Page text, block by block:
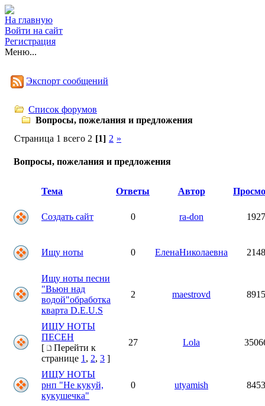
На главную
Войти на сайт
Регистрация
Меню...
Экспорт сообщений
Список форумов
Вопросы, пожелания и предложения
Страница 1 всего 2 [1] 2 »
Вопросы, пожелания и предложения
Тема Ответы Автор
Создать сайт 0 ra-don
Ищу ноты 0 ЕленаНиколаевна
Ищу ноты песни
"Вьюн над
водой"обработка
кварта D.E.U.S
2 maestrovd
ИЩУ НОТЫ
ПЕСЕН
[
Перейти к
странице 1 , 2, 3 ]
27 Lola
ИЩУ НОТЫ
рнп "Не кукуй,
кукушечка"
0 utyamish